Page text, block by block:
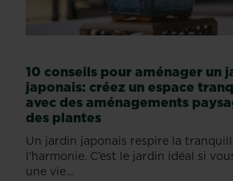
10 conseils pour aménager un
japonais: créez un espace
avec des aménagements
des plantes
Un jardin japonais respire la
l’harmonie. C’est le jardin idéal si
une vie...